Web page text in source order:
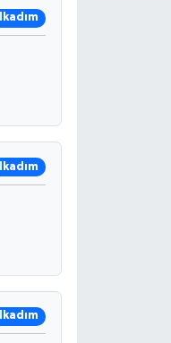
İlkadım
İlkadım
İlkadım